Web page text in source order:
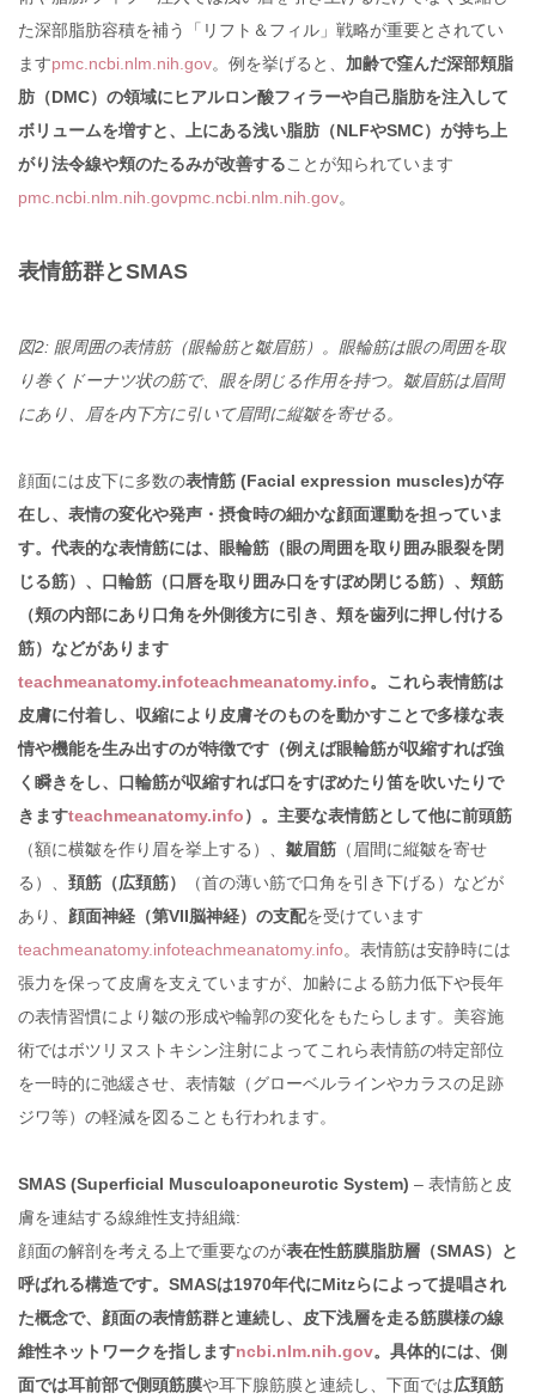
た深部脂肪容積を補う「リフト＆フィル」戦略が重要とされてい
ますpmc.ncbi.nlm.nih.gov。例を挙げると、 加齢で窪んだ深部頬脂
肪（DMC）の領域にヒアルロン酸フィラーや自己脂肪を注入して
ボリュームを増すと、上にある浅い脂肪（NLFやSMC）が持ち上
がり法令線や頬のたるみが改善することが知られています
pmc.ncbi.nlm.nih.govpmc.ncbi.nlm.nih.gov。
表情筋群とSMAS
図2: 眼周囲の表情筋（眼輪筋と皺眉筋）。眼輪筋は眼の周囲を取
り巻くドーナツ状の筋で、眼を閉じる作用を持つ。皺眉筋は眉間
にあり、眉を内下方に引いて眉間に縦皺を寄せる。
顔面には皮下に多数の表情筋 (Facial expression muscles)が存
在し、表情の変化や発声・摂食時の細かな顔面運動を担っていま
す。代表的な表情筋には、眼輪筋（眼の周囲を取り囲み眼裂を閉
じる筋）、口輪筋（口唇を取り囲み口をすぼめ閉じる筋）、頬筋
（頬の内部にあり口角を外側後方に引き、頬を歯列に押し付ける
筋）などがあります
teachmeanatomy.infoteachmeanatomy.info。これら表情筋は
皮膚に付着し、収縮により皮膚そのものを動かすことで多様な表
情や機能を生み出すのが特徴です（例えば眼輪筋が収縮すれば強
く瞬きをし、口輪筋が収縮すれば口をすぼめたり笛を吹いたりで
きますteachmeanatomy.info）。主要な表情筋として他に前頭筋
（額に横皺を作り眉を挙上する）、 皺眉筋 （眉間に縦皺を寄せ
る）、 頚筋（広頚筋）
（首の薄い筋で口角を引き下げる）などが
あり、 顔面神経（第VII脳神経）の支配を受けています
teachmeanatomy.infoteachmeanatomy.info。表情筋は安静時には
張力を保って皮膚を支えていますが、加齢による筋力低下や長年
の表情習慣により皺の形成や輪郭の変化をもたらします。美容施
術ではボツリヌストキシン注射によってこれら表情筋の特定部位
を一時的に弛緩させ、表情皺（グローベルラインやカラスの足跡
ジワ等）の軽減を図ることも行われます。
SMAS (Superficial Musculoaponeurotic System) – 表情筋と皮
膚を連結する線維性支持組織:
顔面の解剖を考える上で重要なのが表在性筋膜脂肪層（SMAS）と
呼ばれる構造です。SMASは1970年代にMitzらによって提唱され
た概念で、顔面の表情筋群と連続し、皮下浅層を走る筋膜様の線
維性ネットワークを指しますncbi.nlm.nih.gov。具体的には、側
面では耳前部で側頭筋膜や耳下腺筋膜と連続し、下面では広頚筋